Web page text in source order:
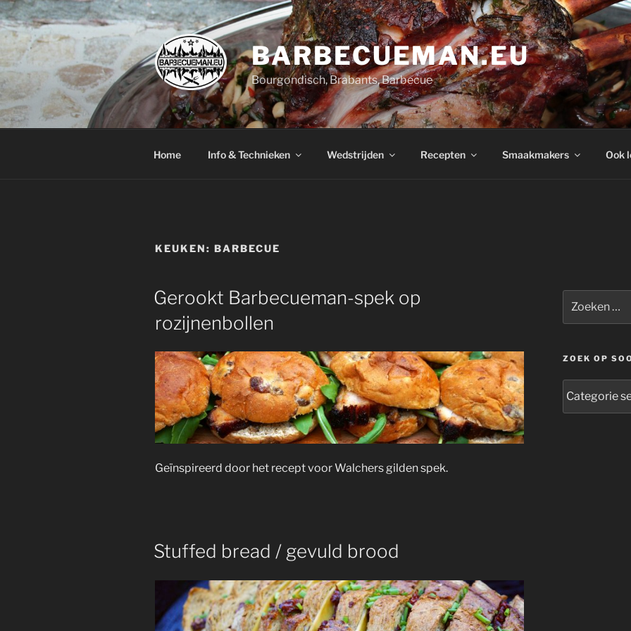
Ga
naar
de
inhoud
BARBECUEMAN.EU
Bourgondisch, Brabants, Barbecue
Home Info & Technieken Wedstrijden Recepten Smaakmakers Ook
KEUKEN: BARBECUE
Gerookt Barbecueman-spek op
rozijnenbollen
Geïnspireerd door het recept voor Walchers gilden spek.
Stuffed bread / gevuld brood
naar:
ZOEK OP
op
soort